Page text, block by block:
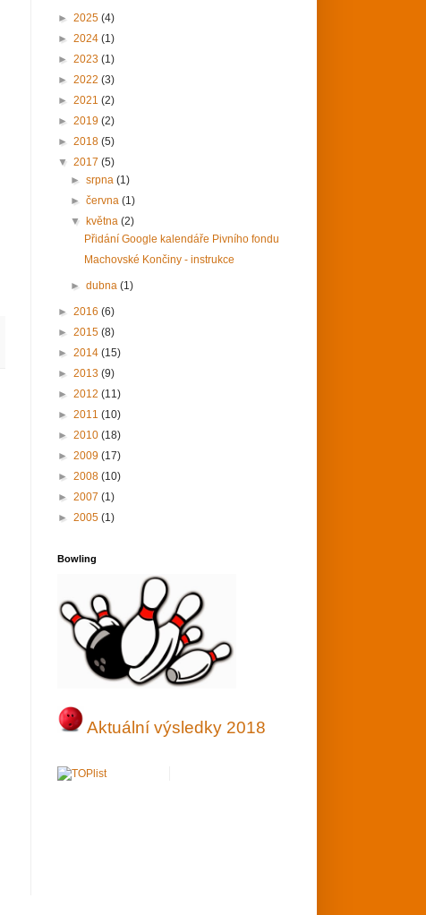
► 2025 (4)
► 2024 (1)
► 2023 (1)
► 2022 (3)
► 2021 (2)
► 2019 (2)
► 2018 (5)
▼ 2017 (5)
►srpna(1)
►června(1)
▼května(2)
Přidání Google kalendáře Pivního fondu
Machovské Končiny - instrukce
►dubna(1)
► 2016 (6)
► 2015 (8)
► 2014 (15)
► 2013 (9)
► 2012 (11)
► 2011 (10)
► 2010 (18)
► 2009 (17)
► 2008 (10)
► 2007 (1)
► 2005 (1)
Bowling
Aktuální výsledky 2018